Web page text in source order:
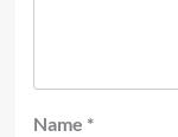
Name *